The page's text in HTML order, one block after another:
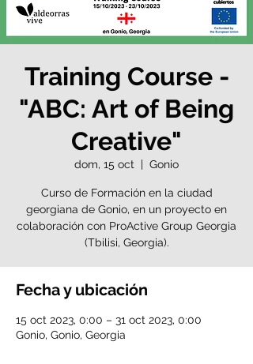
Training Course -
"ABC: Art of Being
Creative"
dom, 15 oct
  |
Gonio
Curso de Formación en la ciudad
georgiana de Gonio, en un proyecto en
colaboración con ProActive Group Georgia
(Tbilisi, Georgia).
Fecha y ubicación
15 oct 2023, 0:00 – 31 oct 2023, 0:00
Gonio, Gonio, Georgia